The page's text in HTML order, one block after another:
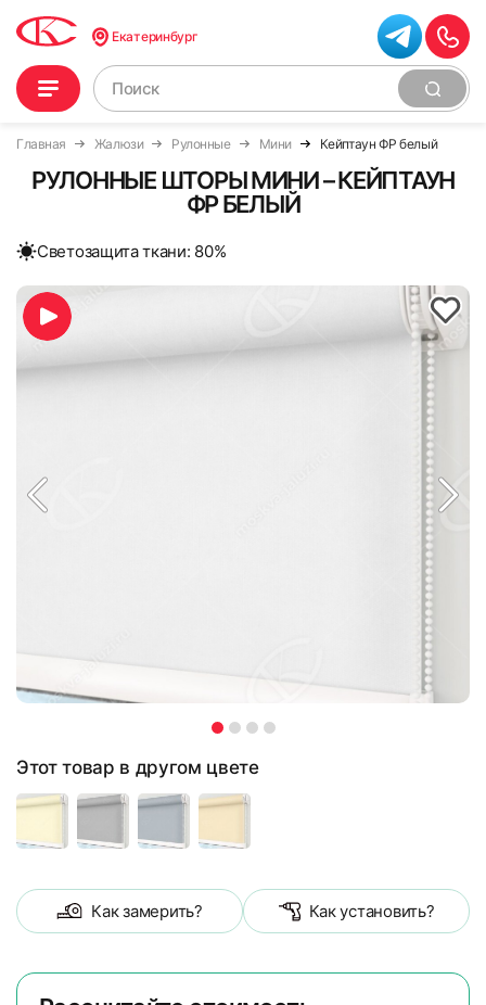
Екатеринбург
Главная Жалюзи Рулонные Мини Кейптаун ФР белый
РУЛОННЫЕ ШТОРЫ МИНИ – КЕЙПТАУН
ФР БЕЛЫЙ
Cветозащита ткани: 80%
Этот товар в другом цвете
Как замерить? Как установить?